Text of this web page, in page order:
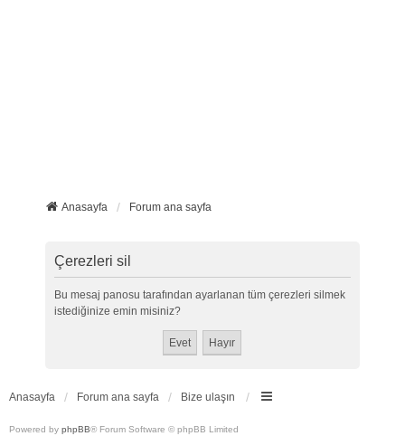
Anasayfa Forum ana sayfa
Çerezleri sil
Bu mesaj panosu tarafından ayarlanan tüm çerezleri silmek
istediğinize emin misiniz?
Anasayfa Forum ana sayfa Bize ulaşın
Powered by phpBB® Forum Software © phpBB Limited